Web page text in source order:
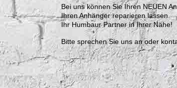
Bei uns können Sie Ihren NEUEN
Ihren Anhänger reparieren lassen.
Ihr Humbaur Partner in Ihrer Nähe!
Bitte sprechen Sie uns an oder